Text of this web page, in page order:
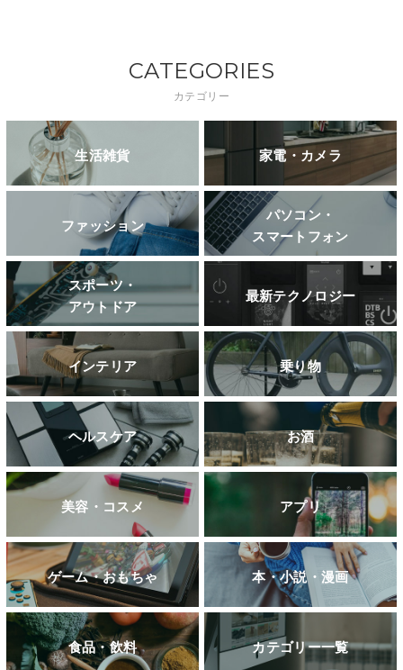
CATEGORIES
カテゴリー
生活雑貨 家電・カメラ
ファッション
パソコン・
スマートフォン
スポーツ・
アウトドア
最新テクノロジー
インテリア 乗り物
ヘルスケア お酒
美容・コスメ アプリ
ゲーム・おもちゃ 本・小説・漫画
食品・飲料 カテゴリー一覧